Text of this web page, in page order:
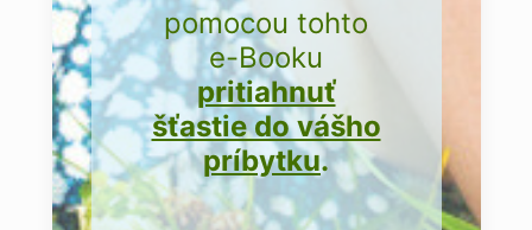
pomocou tohto
e-Booku
pritiahnuť
šťastie do vášho
príbytku.